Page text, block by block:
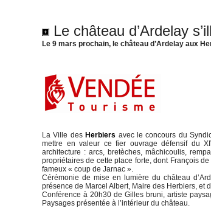
Le château d’Ardelay
Le 9 mars prochain, le château d’Ardelay aux
La Ville des Herbiers avec le concours du
mettre en valeur ce fier ouvrage défensif du
architecture : arcs, bretèches, mâchicoulis,
propriétaires de cette place forte, dont François
fameux « coup de Jarnac ».
Cérémonie de mise en lumière du château
présence de Marcel Albert, Maire des Herbiers, et
Conférence à 20h30 de Gilles bruni, artiste
Paysages présentée à l’intérieur du château.